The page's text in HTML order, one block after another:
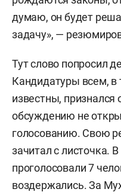
думаю, он будет
задачу», —
Тут слово попросил
Кандидатуры всем, в
известны, признался
обсуждению не
голосованию. Свою
зачитал с листочка.
проголосовали 7
воздержались. За